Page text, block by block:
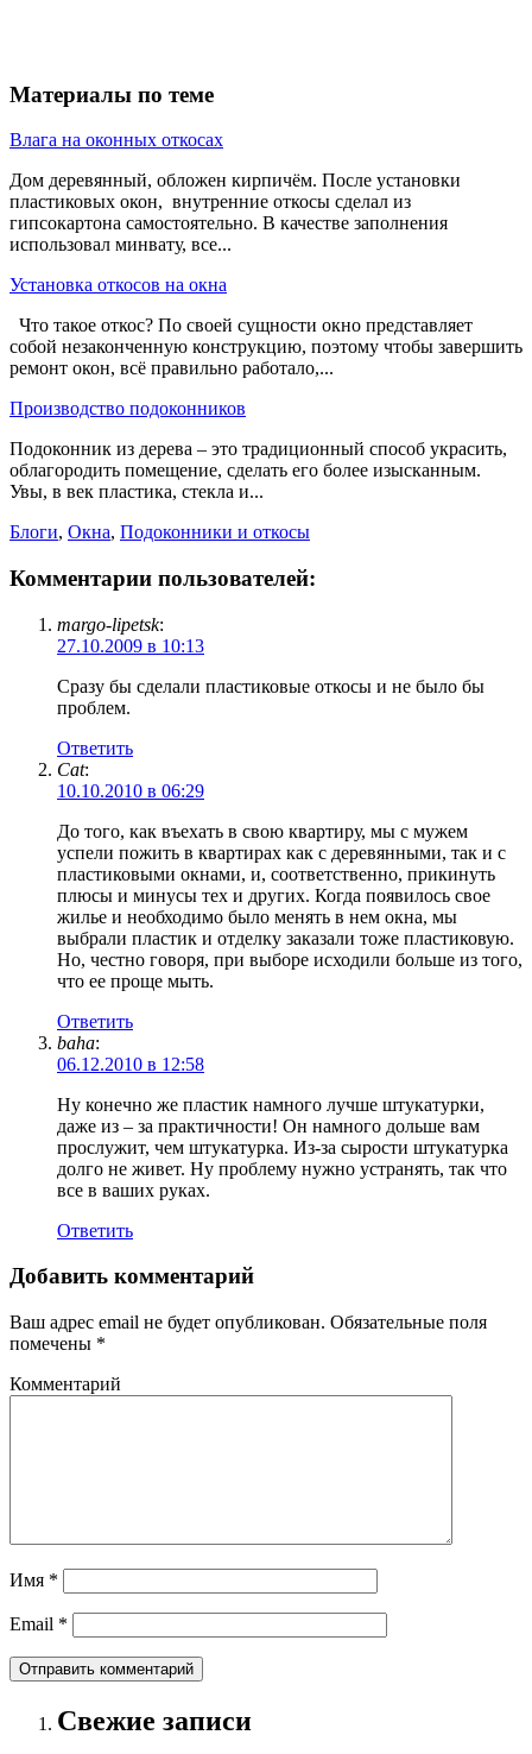
Материалы по теме
Влага на оконных откосах
Дом деревянный, обложен кирпичём. После установки
пластиковых окон, внутренние откосы сделал из
гипсокартона самостоятельно. В качестве заполнения
использовал минвату, все...
Установка откосов на окна
Что такое откос? По своей сущности окно представляет
собой незаконченную конструкцию, поэтому чтобы завершить
ремонт окон, всё правильно работало,...
Производство подоконников
Подоконник из дерева – это традиционный способ украсить,
облагородить помещение, сделать его более изысканным.
Увы, в век пластика, стекла и...
Блоги, Окна, Подоконники и откосы
Комментарии пользователей:
margo-lipetsk:
27.10.2009 в 10:13
Сразу бы сделали пластиковые откосы и не было бы
проблем.
Ответить
Cat:
10.10.2010 в 06:29
До того, как въехать в свою квартиру, мы с мужем
успели пожить в квартирах как с деревянными, так и с
пластиковыми окнами, и, соответственно, прикинуть
плюсы и минусы тех и других. Когда появилось свое
жилье и необходимо было менять в нем окна, мы
выбрали пластик и отделку заказали тоже пластиковую.
Но, честно говоря, при выборе исходили больше из того,
что ее проще мыть.
Ответить
baha:
06.12.2010 в 12:58
Ну конечно же пластик намного лучше штукатурки,
даже из – за практичности! Он намного дольше вам
прослужит, чем штукатурка. Из-за сырости штукатурка
долго не живет. Ну проблему нужно устранять, так что
все в ваших руках.
Ответить
Добавить комментарий
Ваш адрес email не будет опубликован. Обязательные поля
помечены *
Комментарий
Имя *
Email *
Свежие записи